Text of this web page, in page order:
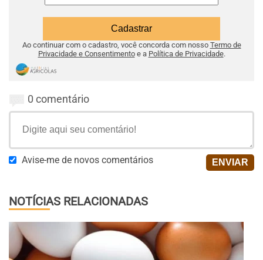
Ao continuar com o cadastro, você concorda com nosso Termo de
Privacidade e Consentimentoe a Política de Privacidade.
0 comentário
Avise-me de novos comentários
NOTÍCIAS RELACIONADAS